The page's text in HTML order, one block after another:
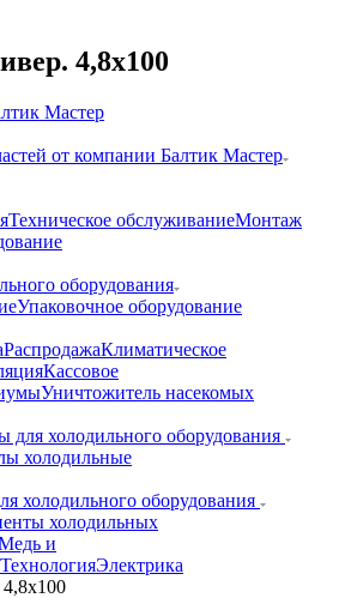
4,8х100
Мастер
от компании Балтик Мастер
Техническое обслуживаниеМонтаж
оборудования
Упаковочное оборудование
РаспродажаКлиматическое
Кассовое
Уничтожитель насекомых
для холодильного оборудования
холодильные
холодильного оборудования
холодильных
и
ТехнологияЭлектрика